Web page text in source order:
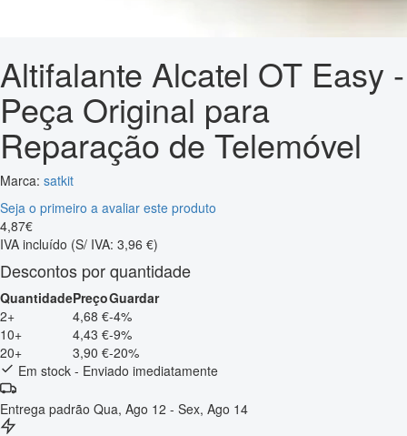
Altifalante Alcatel OT Easy -
Peça Original para
Reparação de Telemóvel
Marca: satkit
Seja o primeiro a avaliar este produto
4,87€
IVA incluído (S/ IVA: 3,96 €)
Descontos por quantidade
QuantidadePreçoGuardar
2+
4,68 €-4%
10+
4,43 €-9%
20+
3,90 €-20%
Em stock - Enviado imediatamente
Entrega padrão Qua, Ago 12 - Sex, Ago 14